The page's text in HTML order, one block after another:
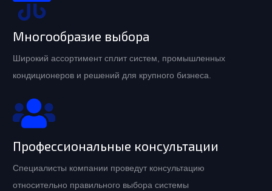
Многообразие выбора
Широкий ассортимент сплит систем, промышленных
кондиционеров и решений для крупного бизнеса.
Профессиональные консультации
Специалисты компании проведут консультацию
относительно правильного выбора системы